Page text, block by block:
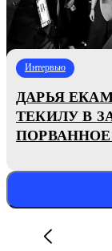
Интервью
ДАРЬЯ
ТЕКИЛУ В